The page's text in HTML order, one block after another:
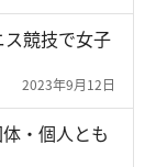
競技で女子
2023年9月12日
・個人とも